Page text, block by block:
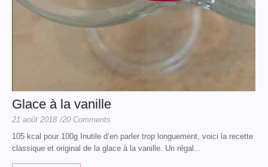
Glace à la vanille
21 août 2018 /20 Comments
105 kcal pour 100g Inutile d’en parler trop longuement, voici la recette
classique et original de la glace à la vanille. Un régal...